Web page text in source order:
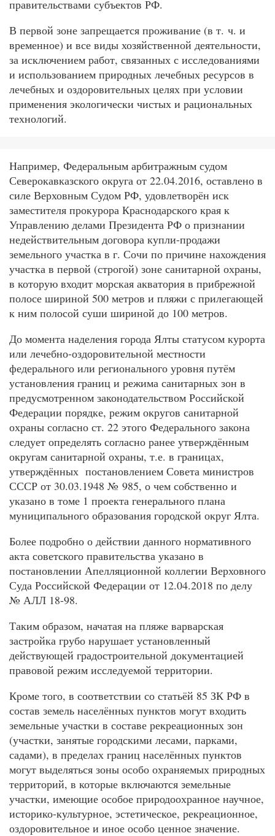
правительствами субъектов РФ.
В первой зоне запрещается проживание (в т. ч. и
временное) и все виды хозяйственной деятельности,
за исключением работ, связанных с исследованиями
и использованием природных лечебных ресурсов в
лечебных и оздоровительных целях при условии
применения экологически чистых и рациональных
технологий.
Например, Федеральным арбитражным судом
Северокавказского округа от 22.04.2016, оставлено в
силе Верховным Судом РФ, удовлетворён иск
заместителя прокурора Краснодарского края к
Управлению делами Президента РФ о признании
недействительным договора купли-продажи
земельного участка в г. Сочи по причине нахождения
участка в первой (строгой) зоне санитарной охраны,
в которую входит морская акватория в прибрежной
полосе шириной 500 метров и пляжи с прилегающей
к ним полосой суши шириной до 100 метров.
До момента наделения города Ялты статусом курорта
или лечебно-оздоровительной местности
федерального или регионального уровня путём
установления границ и режима санитарных зон в
предусмотренном законодательством Российской
Федерации порядке, режим округов санитарной
охраны согласно ст. 22 этого Федерального закона
следует определять согласно ранее утверждённым
округам санитарной охраны, т.е. в границах,
утверждённых постановлением Совета министров
СССР от 30.03.1948 № 985, о чем собственно и
указано в томе 1 проекта генерального плана
муниципального образования городской округ Ялта.
Более подробно о действии данного нормативного
акта советского правительства указано в
постановлении Апелляционной коллегии Верховного
Суда Российской Федерации от 12.04.2018 по делу
№ АЛЛ 18-98.
Таким образом, начатая на пляже варварская
застройка грубо нарушает установленный
действующей градостроительной документацией
правовой режим исследуемой территории.
Кроме того, в соответствии со статьёй 85 ЗК РФ в
состав земель населённых пунктов могут входить
земельные участки в составе рекреационных зон
(участки, занятые городскими лесами, парками,
садами), в пределах границ населённых пунктов
могут выделяться зоны особо охраняемых природных
территорий, в которые включаются земельные
участки, имеющие особое природоохранное научное,
историко-культурное, эстетическое, рекреационное,
оздоровительное и иное особо ценное значение.